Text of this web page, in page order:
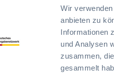
Wir
anbieten zu
Informationen
und Analysen
zusammen,
gesammelt